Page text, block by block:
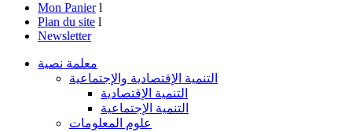
Mon Panier l
Plan du site l
Newsletter
معلمة نصية
التنمية الإقتصادية والإجتماعية
التنمية الإقتصادية
التنمية الإجتماعية
علوم المعلومات